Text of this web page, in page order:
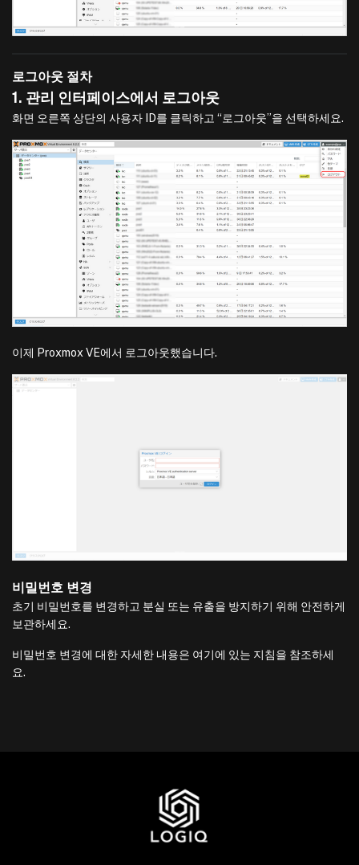
로그아웃 절차
1. 관리 인터페이스에서 로그아웃
화면 오른쪽 상단의 사용자 ID를 클릭하고 “로그아웃”을 선택하세요.
이제 Proxmox VE에서 로그아웃했습니다.
비밀번호 변경
초기 비밀번호를 변경하고 분실 또는 유출을 방지하기 위해 안전하게
보관하세요.
비밀번호 변경에 대한 자세한 내용은 여기에 있는 지침을 참조하세
요.